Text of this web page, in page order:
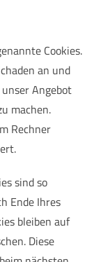
Cookies.
an und
Angebot
machen.
Rechner
sind so
Ende Ihres
bleiben auf
Diese